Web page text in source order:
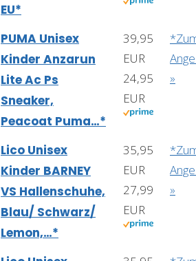
EU*
PUMA Unisex
Kinder Anzarun
Lite Ac Ps
Sneaker,
Peacoat Puma…*
39,95
EUR
24,95
EUR
»
Lico Unisex
Kinder BARNEY
VS Hallenschuhe,
Blau/ Schwarz/
Lemon,…*
35,95
EUR
27,99
EUR
»